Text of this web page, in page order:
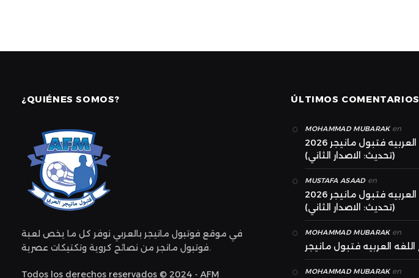
¿QUIÉNES SOMOS?
في موقع فوتبول مانيجر بالعربي نوفر كل ما يخص لعبة
فوتبول مانجر من نصائح كروية وتكتيكات عصرية.
Todos los derechos reservados © 2024 - AFM
ÚLTIMOS COMENTARIOS
MOHAMMAD MUBARAKen
الان حصريا: برنامج اللغه العربيه فتبول مانيجر 2026
(تحديث: الاصدار الثاني)
MUSTAFA ASAADen
الان حصريا: برنامج اللغه العربيه فتبول مانيجر 2026
(تحديث: الاصدار الثاني)
MOHAMMAD MUBARAKen
MOHAMMAD MUBARAKen